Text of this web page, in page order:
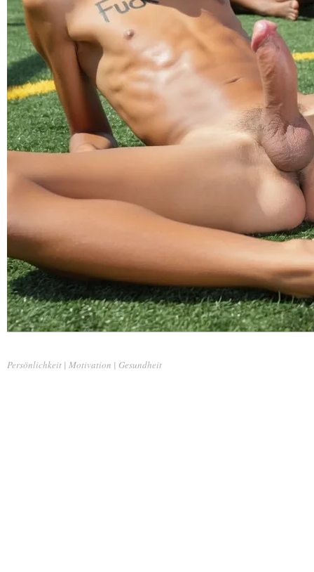
Persönlichkeit | Motivation | Gesundheit